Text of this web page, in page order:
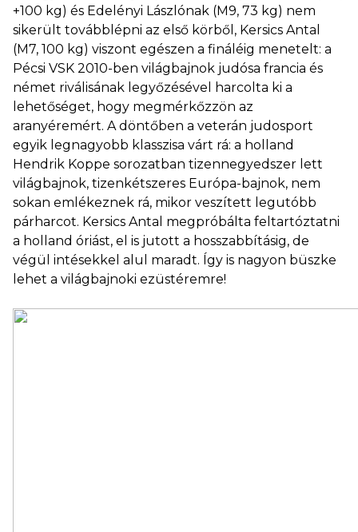
+100 kg) és Edelényi Lászlónak (M9, 73 kg) nem
sikerült továbblépni az első körből, Kersics Antal
(M7, 100 kg) viszont egészen a fináléig menetelt: a
Pécsi VSK 2010-ben világbajnok judósa francia és
német riválisának legyőzésével harcolta ki a
lehetőséget, hogy megmérkőzzön az
aranyéremért. A döntőben a veterán judosport
egyik legnagyobb klasszisa várt rá: a holland
Hendrik Koppe sorozatban tizennegyedszer lett
világbajnok, tizenkétszeres Európa-bajnok, nem
sokan emlékeznek rá, mikor veszített legutóbb
párharcot. Kersics Antal megpróbálta feltartóztatni
a holland óriást, el is jutott a hosszabbításig, de
végül intésekkel alul maradt. Így is nagyon büszke
lehet a világbajnoki ezüstéremre!